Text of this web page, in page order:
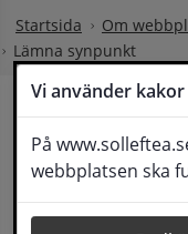
Vi använder kakor
På
webbplatsen ska
Startsida
Om
Lämna synpunkt
Lämna synpunkt
Här kan du